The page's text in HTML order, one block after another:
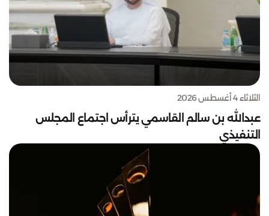
الثلاثاء 4 أغسطس 2026
عبدالله بن سالم القاسمي يترأس اجتماع المجلس
التنفيذي